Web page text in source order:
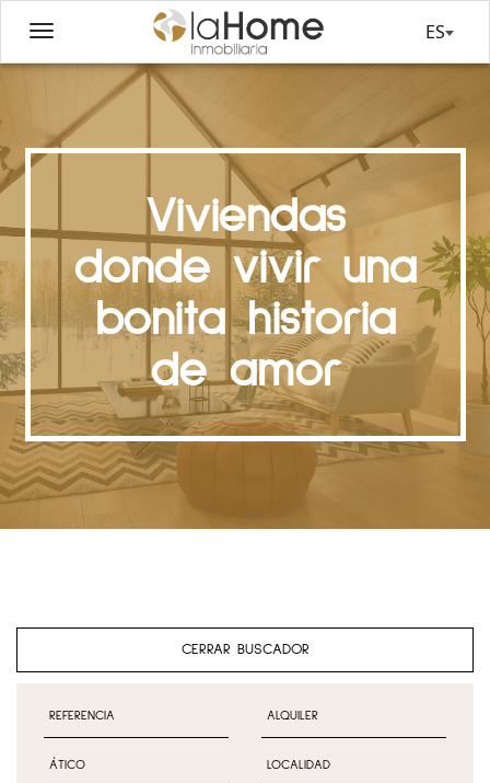
ES
Viviendas
donde vivir una
bonita historia
de amor
CERRAR BUSCADOR